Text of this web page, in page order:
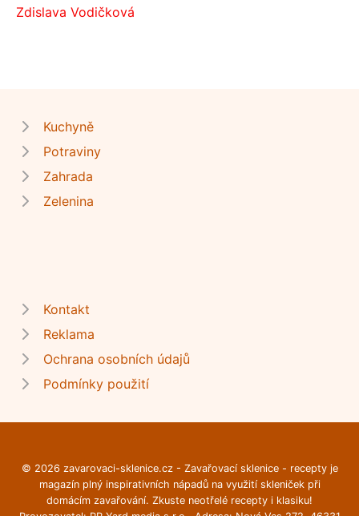
Zdislava Vodičková
Kuchyně
Potraviny
Zahrada
Zelenina
Kontakt
Reklama
Ochrana osobních údajů
Podmínky použití
© 2026 zavarovaci-sklenice.cz - Zavařovací sklenice - recepty je
magazín plný inspirativních nápadů na využití skleniček při
domácím zavařování. Zkuste neotřelé recepty i klasiku!